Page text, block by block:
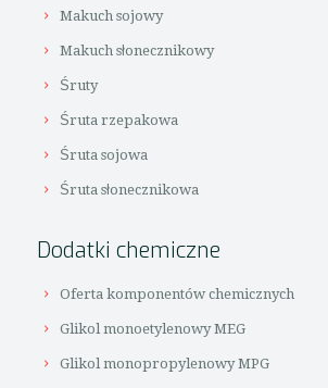
Makuch sojowy
Makuch słonecznikowy
Śruty
Śruta rzepakowa
Śruta sojowa
Śruta słonecznikowa
Dodatki chemiczne
Oferta komponentów chemicznych
Glikol monoetylenowy MEG
Glikol monopropylenowy MPG